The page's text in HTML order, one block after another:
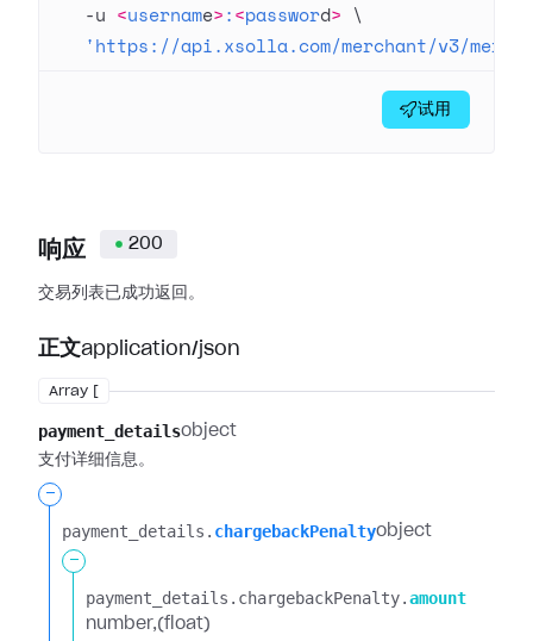
  -u
<username>:<password> \
'https://api.xsolla.com/merchant/v3/
试用
响应 200
交易列表已成功返回。
正文application/json
Array [
payment_detailsobject
支付详细信息。
-
payment_details.​ chargebackPenaltyobject
-
payment_details.​ chargebackPenalty.​amount
number (float)